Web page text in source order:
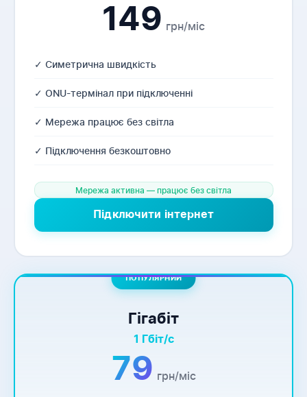
149 грн/міс
✓ Симетрична швидкість
✓ ONU-термінал при підключенні
✓ Мережа працює без світла
✓ Підключення безкоштовно
Мережа активна — працює без світла
Підключити інтернет
ПОПУЛЯРНИЙ
Гігабіт
1 Гбіт/с
79 грн/міс